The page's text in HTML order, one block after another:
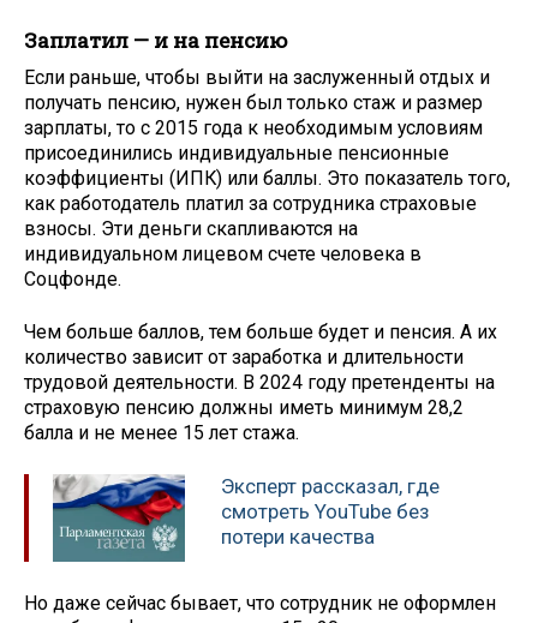
Заплатил — и на пенсию
Если раньше, чтобы выйти на заслуженный отдых и
получать пенсию, нужен был только стаж и размер
зарплаты, то с 2015 года к необходимым условиям
присоединились индивидуальные пенсионные
коэффициенты (ИПК) или баллы. Это показатель того,
как работодатель платил за сотрудника страховые
взносы. Эти деньги скапливаются на
индивидуальном лицевом счете человека в
Соцфонде.
Чем больше баллов, тем больше будет и пенсия. А их
количество зависит от заработка и длительности
трудовой деятельности. В 2024 году претенденты на
страховую пенсию должны иметь минимум 28,2
балла и не менее 15 лет стажа.
Эксперт рассказал, где
смотреть YouTube без
потери качества
Но даже сейчас бывает, что сотрудник не оформлен